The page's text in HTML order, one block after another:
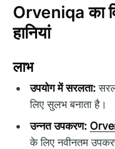
Orveniqa का
हानियां
लाभ
उपयोग में सरलता:
लिए सुलभ बनाता है।
उन्नत उपकरण:
के लिए नवीनतम